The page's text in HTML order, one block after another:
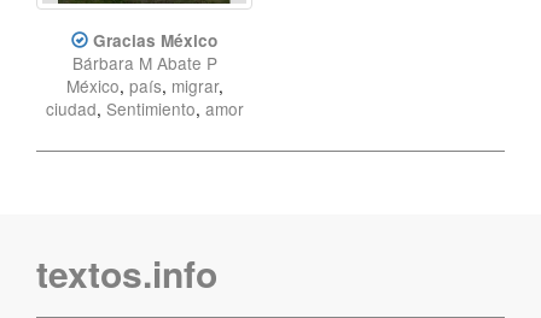
Gracias México
Bárbara M Abate P
México, país, migrar,
ciudad, Sentimiento, amor
textos.info